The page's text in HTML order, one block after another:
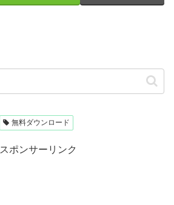
無料ダウンロード
スポンサーリンク